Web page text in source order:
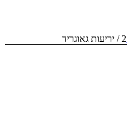
2
/ יריעות גאוגריד